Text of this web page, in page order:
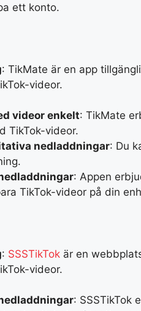
ett konto.
: TikMate är en app
videor.
videor enkelt: TikMate
TikTok-videor.
nedladdningar: Du
: Appen
TikTok-videor på din
: SSSTikTok är en
videor.
: SSSTikTok